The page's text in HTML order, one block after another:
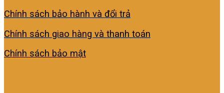
Chính sách bảo hành và đổi trả
Chính sách giao hàng và thanh toán
Chính sách bảo mật